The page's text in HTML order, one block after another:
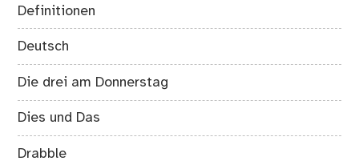
Definitionen
Deutsch
Die drei am Donnerstag
Dies und Das
Drabble